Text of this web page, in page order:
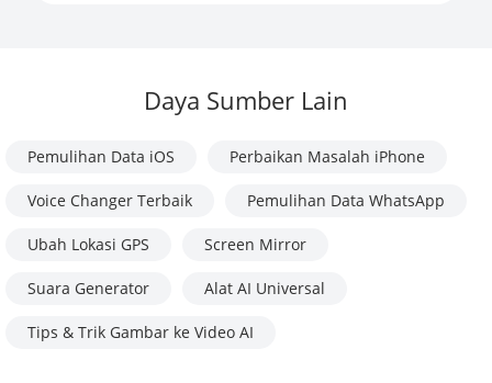
Daya Sumber Lain
Pemulihan Data iOS Perbaikan Masalah iPhone
Voice Changer Terbaik Pemulihan Data WhatsApp
Ubah Lokasi GPS Screen Mirror
Suara Generator Alat AI Universal
Tips & Trik Gambar ke Video AI